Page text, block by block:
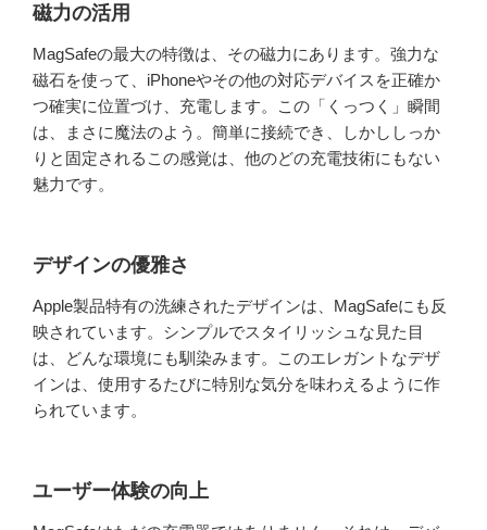
磁力の活用
MagSafeの最大の特徴は、その磁力にあります。強力な
磁石を使って、iPhoneやその他の対応デバイスを正確か
つ確実に位置づけ、充電します。この「くっつく」瞬間
は、まさに魔法のよう。簡単に接続でき、しかししっか
りと固定されるこの感覚は、他のどの充電技術にもない
魅力です。
デザインの優雅さ
Apple製品特有の洗練されたデザインは、MagSafeにも反
映されています。シンプルでスタイリッシュな見た目
は、どんな環境にも馴染みます。このエレガントなデザ
インは、使用するたびに特別な気分を味わえるように作
られています。
ユーザー体験の向上